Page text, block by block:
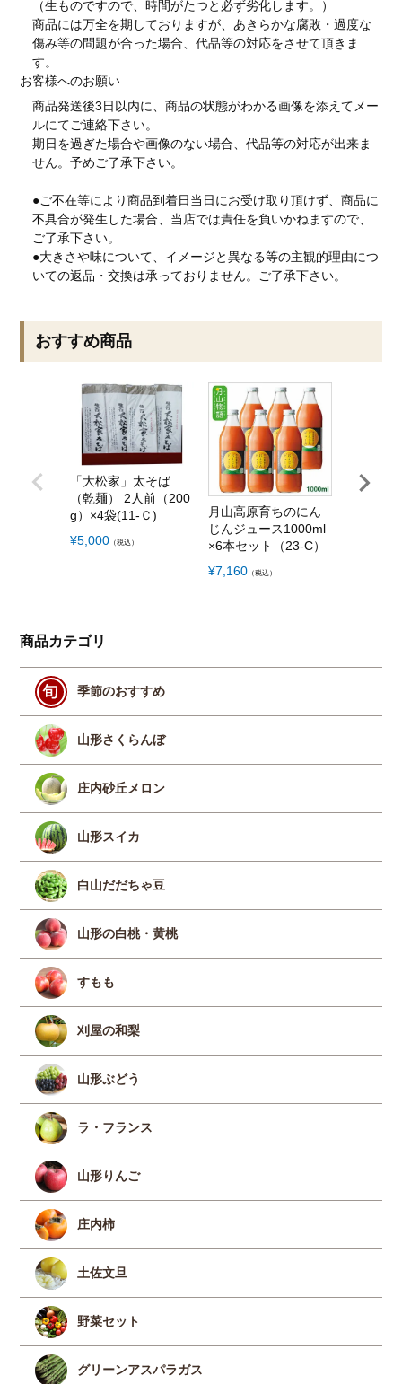
（生ものですので、時間がたつと必ず劣化します。）
商品には万全を期しておりますが、あきらかな腐敗・過度な
傷み等の問題が合った場合、代品等の対応をさせて頂きま
す。
お客様へのお願い
商品発送後3日以内に、商品の状態がわかる画像を添えてメー
ルにてご連絡下さい。
期日を過ぎた場合や画像のない場合、代品等の対応が出来ま
せん。予めご了承下さい。
●ご不在等により商品到着日当日にお受け取り頂けず、商品に
不具合が発生した場合、当店では責任を負いかねますので、
ご了承下さい。
●大きさや味について、イメージと異なる等の主観的理由につ
いての返品・交換は承っておりません。ご了承下さい。
おすすめ商品
「大松家」太そば
（乾麺） 2人前（200
g）×4袋(11-Ｃ)
¥5,000 （税込）
月山高原育ちのにん
じんジュース1000ml
×6本セット（23-C）
¥7,160 （税込）
旬の野
商品カテゴリ
季節のおすすめ
山形さくらんぼ
庄内砂丘メロン
山形スイカ
白山だだちゃ豆
山形の白桃・黄桃
すもも
刈屋の和梨
山形ぶどう
ラ・フランス
山形りんご
庄内柿
土佐文旦
野菜セット
グリーンアスパラガス